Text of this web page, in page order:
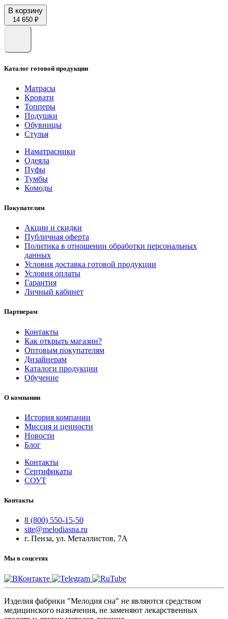
В корзину
14 650 ₽
Каталог готовой продукции
Матрасы
Кровати
Топперы
Подушки
Обувницы
Стулья
Наматрасники
Одеяла
Пуфы
Тумбы
Комоды
Покупателям
Акции и скидки
Публичная оферта
Политика в отношении обработки персональных
данных
Условия доставка готовой продукции
Условия оплаты
Гарантия
Личный кабинет
Партнерам
Контакты
Как открыть магазин?
Оптовым покупателям
Дизайнерам
Каталоги продукции
Обучение
О компании
История компании
Миссия и ценности
Новости
Блог
Контакты
Сертификаты
СОУТ
Контакты
8 (800) 550-15-50
site@melodiasna.ru
г. Пенза, ул. Металлистов, 7А
Мы в соцсетях
Изделия фабрики "Мелодия сна" не являются средством
медицинского назначения, не заменяют лекарственных